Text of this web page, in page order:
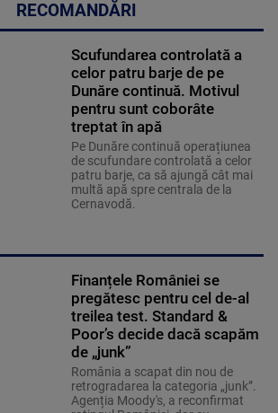
RECOMANDĂRI
Scufundarea controlată a
celor patru barje de pe
Dunăre continuă. Motivul
pentru sunt coborâte
treptat în apă
Pe Dunăre continuă operațiunea
de scufundare controlată a celor
patru barje, ca să ajungă cât mai
multă apă spre centrala de la
Cernavodă.
Finanțele României se
pregătesc pentru cel de-al
treilea test. Standard &
Poor’s decide dacă scapăm
de „junk”
România a scapat din nou de
retrogradarea la categoria „junk”.
Agenția Moody's, a reconfirmat